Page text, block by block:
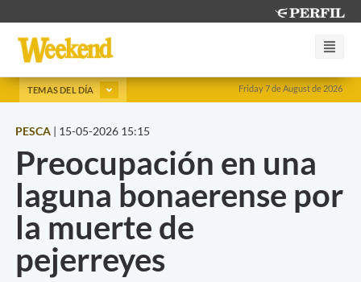
Friday 7 de August de 2026
TEMAS DEL DÍA
PESCA | 15-05-2026 15:15
Preocupación en una
laguna bonaerense por
la muerte de
pejerreyes